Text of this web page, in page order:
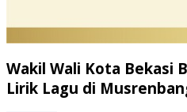
Wakil Wali Kota Bekasi
Lirik Lagu di